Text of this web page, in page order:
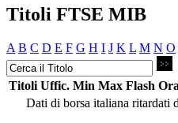
Titoli FTSE MIB
A B C D E F G H I J K L M N O
Titoli Uffic. Min Max Flash
Dati di borsa italiana ritardati